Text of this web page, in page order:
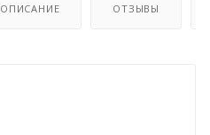
ОПИСАНИЕ ОТЗЫВЫ